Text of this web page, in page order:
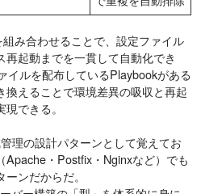
み合わせることで、設定ファイル
起動までを一貫して自動化でき
イルを配布しているPlaybookがある
えることで環境差異の吸収と再起
できる。
理の設計パターンとして覚えてお
Apache・Postfix・Nginxなど）でも
ンだからだ。